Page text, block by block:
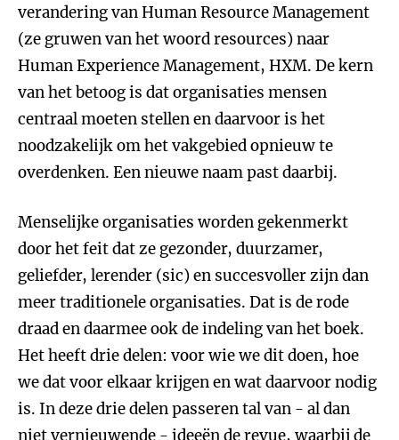
verandering van Human Resource Management
(ze gruwen van het woord resources) naar
Human Experience Management, HXM. De kern
van het betoog is dat organisaties mensen
centraal moeten stellen en daarvoor is het
noodzakelijk om het vakgebied opnieuw te
overdenken. Een nieuwe naam past daarbij.
Menselijke organisaties worden gekenmerkt
door het feit dat ze gezonder, duurzamer,
geliefder, lerender (sic) en succesvoller zijn dan
meer traditionele organisaties. Dat is de rode
draad en daarmee ook de indeling van het boek.
Het heeft drie delen: voor wie we dit doen, hoe
we dat voor elkaar krijgen en wat daarvoor nodig
is. In deze drie delen passeren tal van - al dan
niet vernieuwende - ideeën de revue, waarbij de